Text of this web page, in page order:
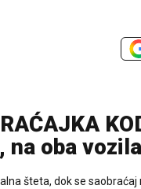
oba
šteta, dok se